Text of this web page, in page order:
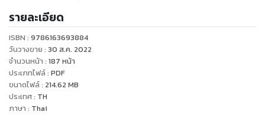
รายละเอียด
ISBN : 9786163693884
วันวางขาย : 30 ส.ค. 2022
จำนวนหน้า : 187 หน้า
ประเภทไฟล์: PDF
ขนาดไฟล์: 214.62 MB
ประเทศ: TH
ภาษา : Thai